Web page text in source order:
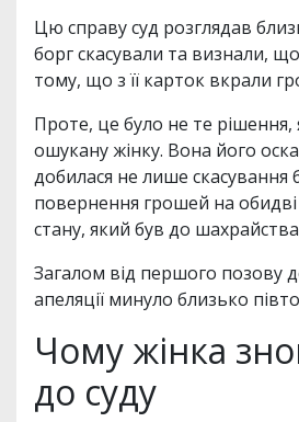
Цю справу суд розглядав
борг скасували та визнали,
тому, що з її карток вкрали
Проте, це було не те
ошукану жінку. Вона його
добилася не лише скасування
повернення грошей на
стану, який був до
Загалом від першого позову
апеляції минуло близько
Чому жінка
до суду